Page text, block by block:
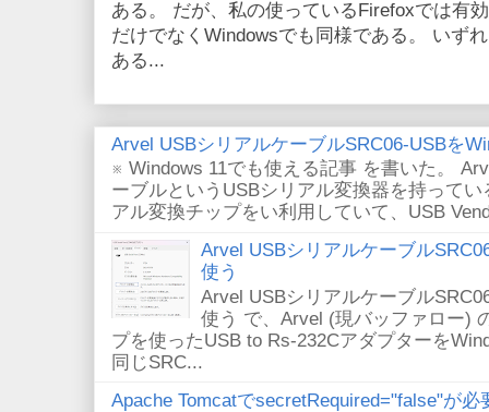
ある。 だが、私の使っているFirefoxでは有
だけでなくWindowsでも同様である。 いず
ある...
Arvel USBシリアルケーブルSRC06-USBを
※ Windows 11でも使える記事 を書いた。
ーブルというUSBシリアル変換器を持って
アル変換チップをい利用していて、USB
Arvel USBシリアルケーブル
使う
Arvel USBシリアルケーブル
使う で、Arvel (現バッファロー)
プを使ったUSB to Rs-232Cアダプターを
同じSRC...
Apache TomcatでsecretRequired="false"が必